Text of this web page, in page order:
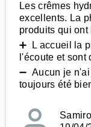
Les crêmes
excellents. La
produits qui ont
➕ L accueil la
l'écoute et sont
➖ Aucun je
toujours été